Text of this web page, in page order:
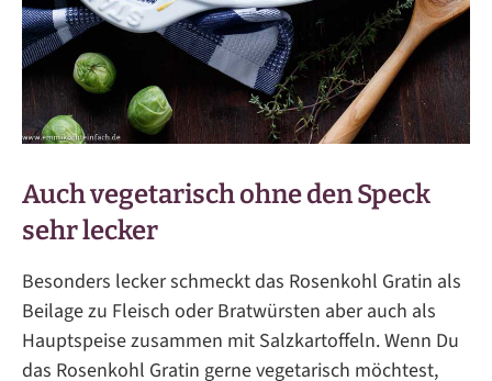
Auch vegetarisch ohne den Speck
sehr lecker
Besonders lecker schmeckt das Rosenkohl Gratin als
Beilage zu Fleisch oder Bratwürsten aber auch als
Hauptspeise zusammen mit Salzkartoffeln. Wenn Du
das Rosenkohl Gratin gerne vegetarisch möchtest,